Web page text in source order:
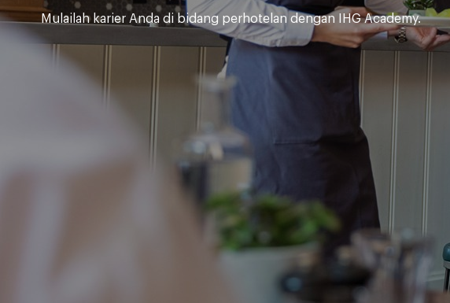
Mulailah karier Anda di bidang perhotelan dengan IHG Academy.